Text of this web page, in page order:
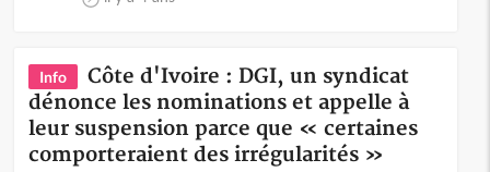
Info
Côte d'Ivoire : DGI, un syndicat
dénonce les nominations et appelle à
leur suspension parce que « certaines
comporteraient des irrégularités »